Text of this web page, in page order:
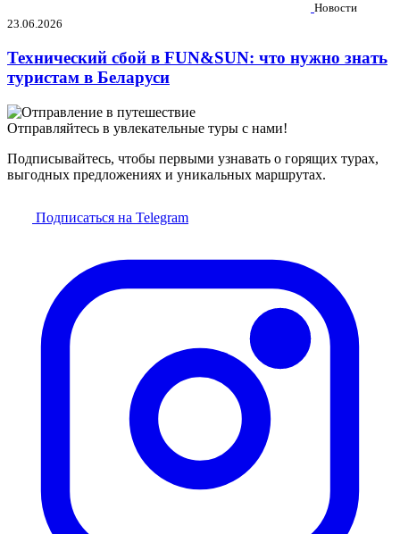
Новости
23.06.2026
Технический сбой в FUN&SUN: что нужно знать
туристам в Беларуси
Отправляйтесь в увлекательные туры с нами!
Подписывайтесь, чтобы первыми узнавать о горящих турах,
выгодных предложениях и уникальных маршрутах.
Подписаться на Telegram